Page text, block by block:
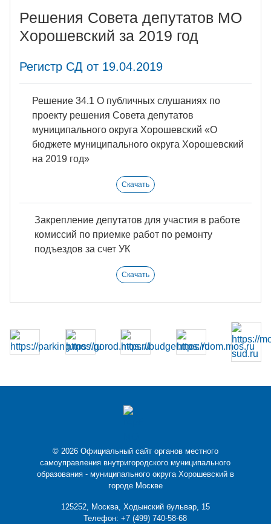
Решения Совета депутатов МО
Хорошевский за 2019 год
Регистр СД от 19.04.2019
Решение 34.1 О публичных слушаниях по
проекту решения Совета депутатов
муниципального округа Хорошевский «О
бюджете муниципального округа Хорошевский
на 2019 год»
Скачать
Закрепление депутатов для участия в работе
комиссий по приемке работ по ремонту
подъездов за счет УК
Скачать
© 2026 Официальный сайт органов местного
самоуправления внутригородского муниципального
образования - муниципального округа Хорошевский в
городе Москве
125252, Москва, Ходынский бульвар, 15
Телефон:+7 (499) 740-58-68